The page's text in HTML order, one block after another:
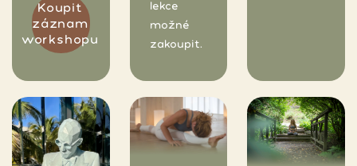
Koupit
záznam
workshopu
lekce
možné
zakoupit.